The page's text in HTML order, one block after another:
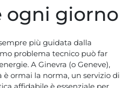
ogni giorno
più guidata dalla
problema tecnico può far
A Ginevra (o Geneve),
ormai la norma, un servizio di
affidabile è essenziale per